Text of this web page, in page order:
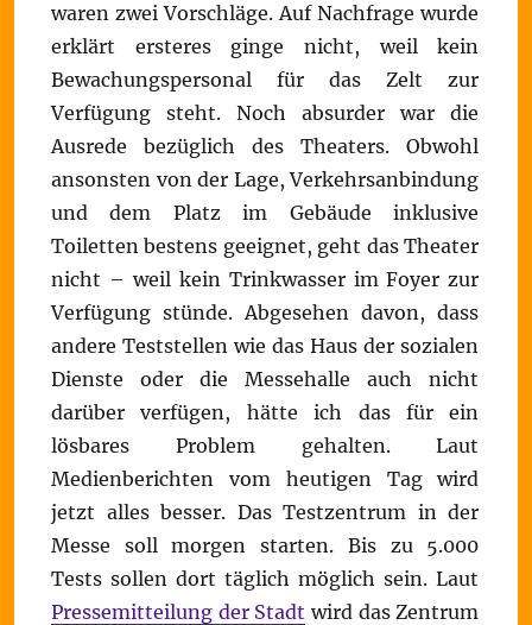
waren zwei Vorschläge. Auf Nachfrage wurde
erklärt ersteres ginge nicht, weil kein
Bewachungspersonal für das Zelt zur
Verfügung steht. Noch absurder war die
Ausrede bezüglich des Theaters. Obwohl
ansonsten von der Lage, Verkehrsanbindung
und dem Platz im Gebäude inklusive
Toiletten bestens geeignet, geht das Theater
nicht – weil kein Trinkwasser im Foyer zur
Verfügung stünde. Abgesehen davon, dass
andere Teststellen wie das Haus der sozialen
Dienste oder die Messehalle auch nicht
darüber verfügen, hätte ich das für ein
lösbares Problem gehalten. Laut
Medienberichten vom heutigen Tag wird
jetzt alles besser. Das Testzentrum in der
Messe soll morgen starten. Bis zu 5.000
Tests sollen dort täglich möglich sein. Laut
Pressemitteilung der Stadt wird das Zentrum